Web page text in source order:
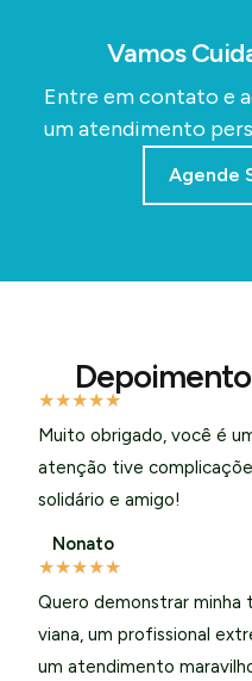
Vamos
Entre em contato e
um atendimento
Agende
★★★★★
Muito obrigado, você é
atenção tive
solidário e amigo!
Nonato
★★★★★
Quero demonstrar minha
viana, um profissional
um atendimento